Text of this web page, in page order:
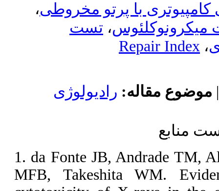
مخروطی ،
، تست
1. da Fonte
MFB,